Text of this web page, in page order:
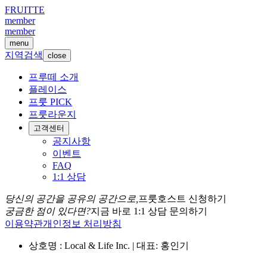
FRUITTE
member
member
menu
지역검색 close
프루떼 소개
플레이스
프룻 PICK
프룻라운지
고객센터
공지사항
이벤트
FAQ
1:1 상담
당신의 공간을 공유의 공간으로, 프룻호스트 신청하기
궁금한 점이 있다면?지금 바로 1:1 상담 문의하기
이용약관개인정보 처리방침
상호명 : Local & Life Inc. | 대표: 홍인기